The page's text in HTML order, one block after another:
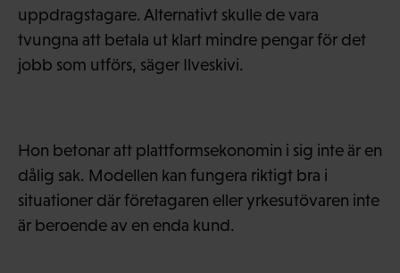
uppdragstagare. Alternativt skulle de vara
tvungna att betala ut klart mindre pengar för det
jobb som utförs, säger Ilveskivi.
Hon betonar att plattformsekonomin i sig inte är en
dålig sak. Modellen kan fungera riktigt bra i
situationer där företagaren eller yrkesutövaren inte
är beroende av en enda kund.